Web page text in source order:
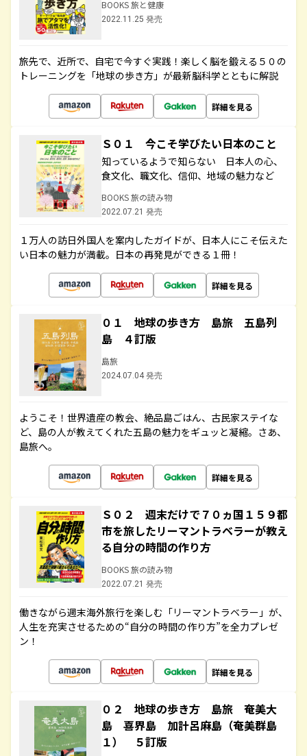
BOOKS 旅と健康
2022.11.25 発売
旅先で、近所で、自宅で今すぐ実践！楽しく脳を鍛える５０の
トレーニングを「地球の歩き方」が最新脳科学とともに解説
詳細を見る
Ｓ０１ 今こそ学びたい日本のこと
知っているようで知らない 日本人の心、
食文化、職文化、信仰、地域の魅力など
BOOKS 旅の読み物
2022.07.21 発売
１万人の訪日外国人を案内したガイドが、日本人にこそ伝えた
い日本の魅力が満載。日本の再発見ができる１冊！
詳細を見る
０１ 地球の歩き方 島旅 五島列
島 ４訂版
島旅
2024.07.04 発売
ようこそ！世界遺産の教会、絶品島ごはん、古民家ステイな
ど、島の人が教えてくれた五島の魅力をギュッと凝縮。さあ、
島旅へ。
詳細を見る
Ｓ０２ 週末だけで７０ヵ国１５９都
市を旅したリーマントラベラーが教え
る自分の時間の作り方
BOOKS 旅の読み物
2022.07.21 発売
働きながら週末海外旅行を楽しむ「リーマントラベラー」が、
人生を充実させるための“自分の時間の作り方”を全力プレゼ
ン！
詳細を見る
０２ 地球の歩き方 島旅 奄美大
島 喜界島 加計呂麻島（奄美群島
１） ５訂版